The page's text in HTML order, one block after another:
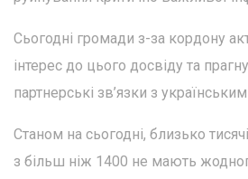
Сьогодні громади з-за кордону
інтерес до цього досвіду та
партнерські зв’язки з
Станом на сьогодні, близько
з більш ніж 1400 не мають